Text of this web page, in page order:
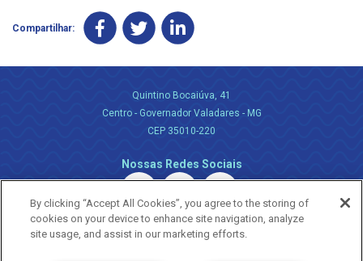
Compartilhar:
Quintino Bocaiúva, 41
Centro - Governador Valadares - MG
CEP 35010-220
Nossas Redes Sociais
By clicking “Accept All Cookies”, you agree to the storing of
cookies on your device to enhance site navigation, analyze
site usage, and assist in our marketing efforts.